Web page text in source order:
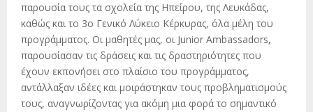
παρουσία τους τα σχολεία της Ηπείρου, της Λευκάδας,
καθώς και το 3ο Γενικό Λύκειο Κέρκυρας, όλα μέλη του
προγράμματος. Οι μαθητές μας, οι Junior Ambassadors,
παρουσίασαν τις δράσεις και τις δραστηριότητες που
έχουν εκπονήσει στο πλαίσιο του προγράμματος,
αντάλλαξαν ιδέες και μοιράστηκαν τους προβληματισμούς
τους, αναγνωρίζοντας για ακόμη μια φορά το σημαντικό